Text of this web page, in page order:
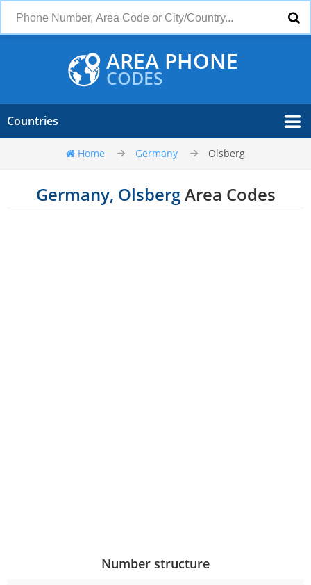
AREA PHONE
CODES
Countries
Home Germany Olsberg
Germany, OlsbergArea Codes
Number structure